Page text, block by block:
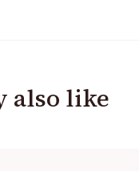
also like